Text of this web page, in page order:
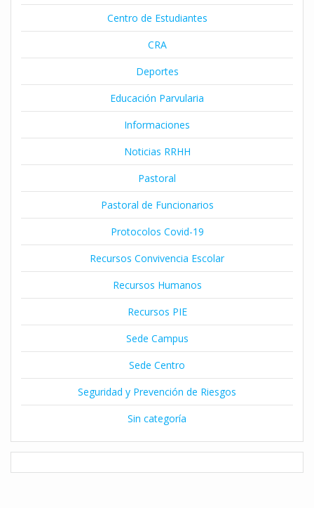
Centro de Estudiantes
CRA
Deportes
Educación Parvularia
Informaciones
Noticias RRHH
Pastoral
Pastoral de Funcionarios
Protocolos Covid-19
Recursos Convivencia Escolar
Recursos Humanos
Recursos PIE
Sede Campus
Sede Centro
Seguridad y Prevención de Riesgos
Sin categoría